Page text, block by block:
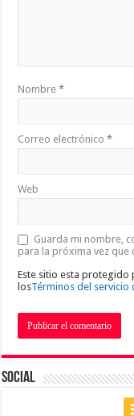
Nombre*
Correo electrónico*
Web
Guarda mi nombre,
para la próxima vez que
Este sitio esta protegido
losTérminos del servicio
Social